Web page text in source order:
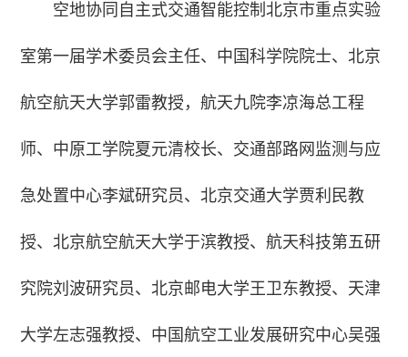
空地协同自主式交通智能控制北京市重点实验
室第一届学术委员会主任、中国科学院院士、北京
航空航天大学郭雷教授，航天九院李凉海总工程
师、中原工学院夏元清校长、交通部路网监测与应
急处置中心李斌研究员、北京交通大学贾利民教
授、北京航空航天大学于滨教授、航天科技第五研
究院刘波研究员、北京邮电大学王卫东教授、天津
大学左志强教授、中国航空工业发展研究中心吴强